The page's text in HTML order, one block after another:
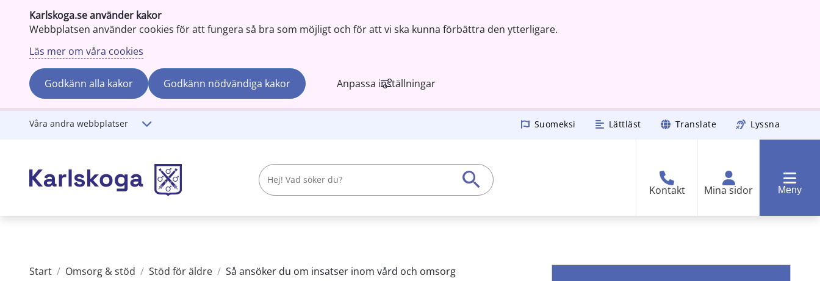
Karlskoga.se använder kakor
Webbplatsen använder cookies för att fungera så bra som möjligt och för att vi ska kunna förbättra den ytterligare.
Läs mer om våra cookies
Godkänn alla kakor Godkänn nödvändiga kakor Anpassa inställningar
Gå till innehåll
Våra andra webbplatser Suomeksi Lättläst Translate Lyssna
Kontakt Mina sidor Meny
Start / Omsorg & stöd / Stöd för äldre / Så ansöker du om insatser inom vård och omsorg